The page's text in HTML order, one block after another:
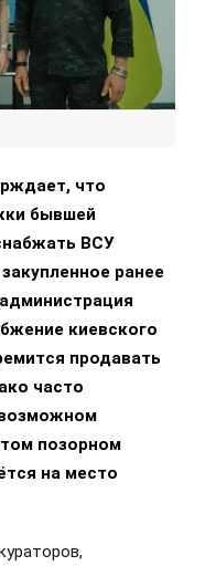
что
бывшей
ВСУ
ранее
киевского
продавать
часто
позорном
на место